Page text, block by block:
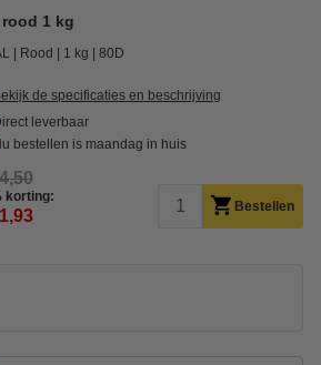
1 kg
Rood 1 kg 80D
de specificaties en beschrijving
leverbaar
bestellen is maandag in huis
korting:
Bestellen